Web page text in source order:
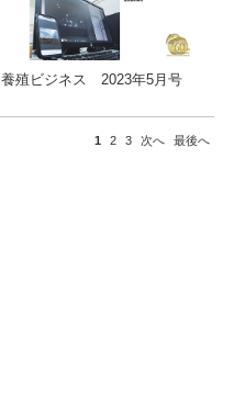
養殖ビジネス 2023年5月号
1 2 3 次へ 最後へ